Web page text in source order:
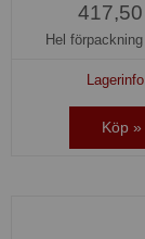
Hel
Köp »